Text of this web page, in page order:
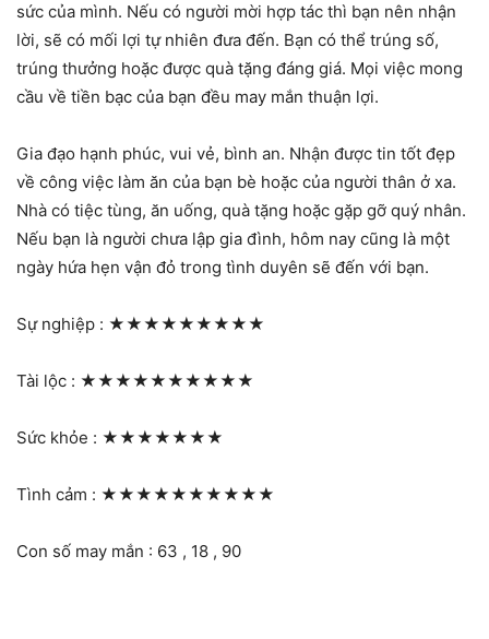
sức của mình. Nếu có người mời hợp tác thì bạn nên nhận
lời, sẽ có mối lợi tự nhiên đưa đến. Bạn có thể trúng số,
trúng thưởng hoặc được quà tặng đáng giá. Mọi việc mong
cầu về tiền bạc của bạn đều may mắn thuận lợi.
Gia đạo hạnh phúc, vui vẻ, bình an. Nhận được tin tốt đẹp
về công việc làm ăn của bạn bè hoặc của người thân ở xa.
Nhà có tiệc tùng, ăn uống, quà tặng hoặc gặp gỡ quý nhân.
Nếu bạn là người chưa lập gia đình, hôm nay cũng là một
ngày hứa hẹn vận đỏ trong tình duyên sẽ đến với bạn.
Sự nghiệp : ★★★★★★★★★
Tài lộc : ★★★★★★★★★★
Sức khỏe : ★★★★★★★
Tình cảm : ★★★★★★★★★★
Con số may mắn : 63 , 18 , 90